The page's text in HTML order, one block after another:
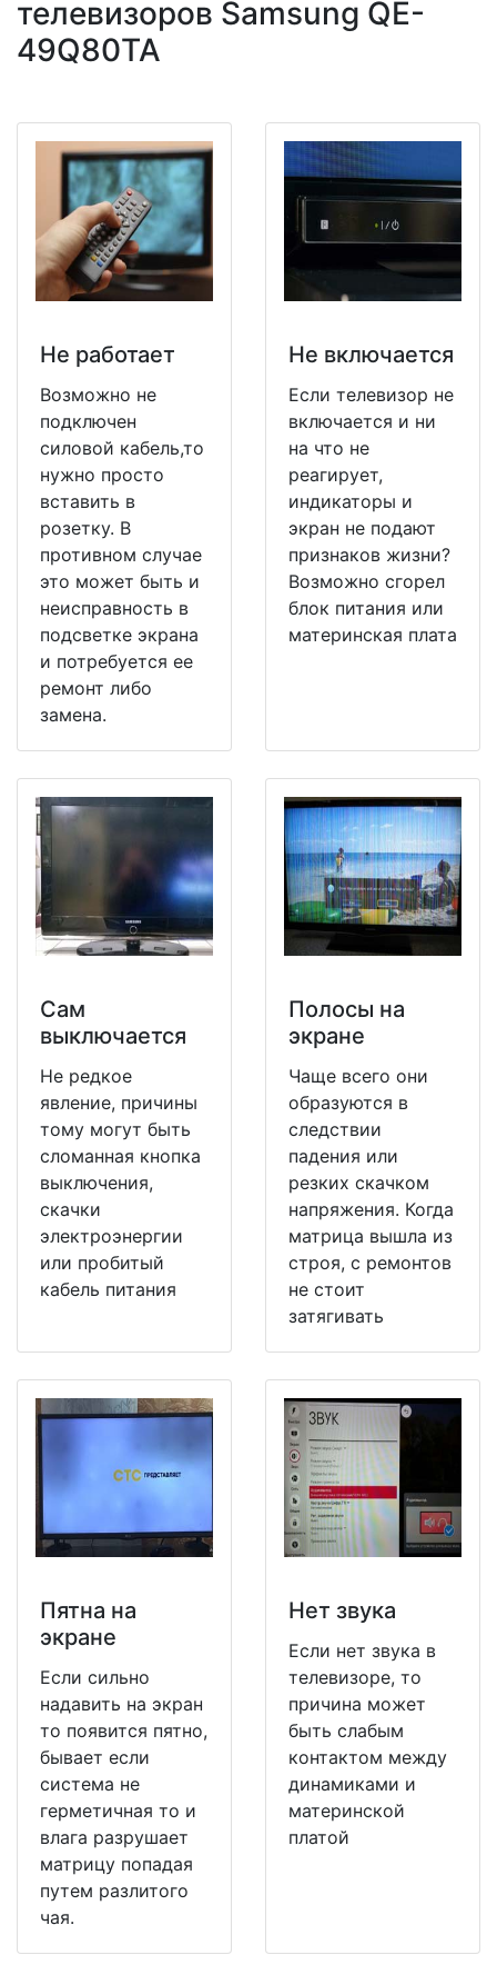
телевизоров Samsung QE-
49Q80TA
Не работает
Возможно не
подключен
силовой кабель,то
нужно просто
вставить в
розетку. В
противном случае
это может быть и
неисправность в
подсветке экрана
и потребуется ее
ремонт либо
замена.
Не включается
Если телевизор не
включается и ни
на что не
реагирует,
индикаторы и
экран не подают
признаков жизни?
Возможно сгорел
блок питания или
материнская плата
Сам
выключается
Не редкое
явление, причины
тому могут быть
сломанная кнопка
выключения,
скачки
электроэнергии
или пробитый
кабель питания
Полосы на
экране
Чаще всего они
образуются в
следствии
падения или
резких скачком
напряжения. Когда
матрица вышла из
строя, с ремонтов
не стоит
затягивать
Пятна на
экране
Если сильно
надавить на экран
то появится пятно,
бывает если
система не
герметичная то и
влага разрушает
матрицу попадая
путем разлитого
чая.
Нет звука
Если нет звука в
телевизоре, то
причина может
быть слабым
контактом между
динамиками и
материнской
платой